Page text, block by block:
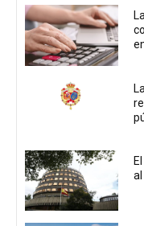
al